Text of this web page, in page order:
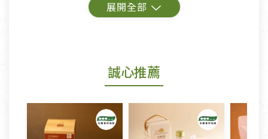
鑑賞期商品說明：
若您購買的商品有下列「不適用七天鑑賞期商品」情
形者，除商品瑕疵以外，恕不接受退換貨.
依消保法之規定提供該商品七天免費鑑賞期(含例假
日)的服務，原則上若商品未經使用或被汙損(除商品
瑕疵)，一般皆可申請退換貨。
誠心推薦